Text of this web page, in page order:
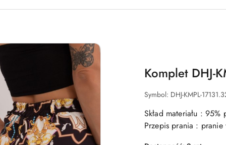
Komplet DHJ-
Symbol: DHJ-KMPL-
Skład materiału :
Przepis prania :